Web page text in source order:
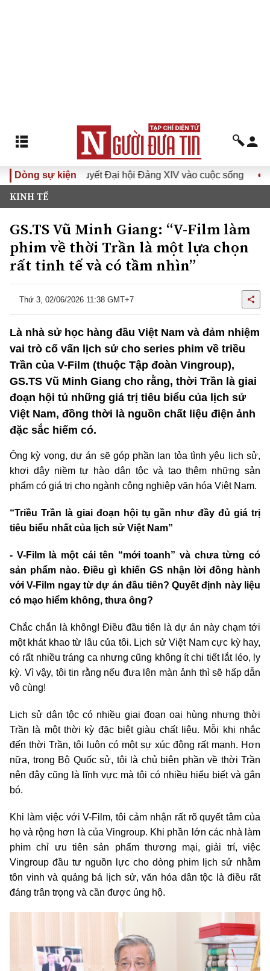
Dòng sự kiện
Nghị quyết Đại hội Đảng XIV vào cuộc sống Hướng
KINH TẾ
GS.TS Vũ Minh Giang: “V-Film làm
phim về thời Trần là một lựa chọn
rất tinh tế và có tầm nhìn”
Thứ 3, 02/06/2026 11:38 GMT+7
Là nhà sử học hàng đầu Việt Nam và đảm nhiệm
vai trò cố vấn lịch sử cho series phim về triều
Trần của V-Film (thuộc Tập đoàn Vingroup),
GS.TS Vũ Minh Giang cho rằng, thời Trần là giai
đoạn hội tủ những giá trị tiêu biểu của lịch sử
Việt Nam, đồng thời là nguồn chất liệu điện ảnh
đặc sắc hiếm có.
Ông kỳ vọng, dự án sẽ góp phần lan tỏa tình yêu lịch sử,
khơi dậy niềm tự hào dân tộc và tạo thêm những sản
phẩm có giá trị cho ngành công nghiệp văn hóa Việt Nam.
“Triều Trần là giai đoạn hội tụ gần như đầy đủ giá trị
tiêu biểu nhất của lịch sử Việt Nam”
- V-Film là một cái tên “mới toanh” và chưa từng có
sản phẩm nào. Điều gì khiến GS nhận lời đồng hành
với V-Film ngay từ dự án đầu tiên? Quyết định này liệu
có mạo hiểm không, thưa ông?
Chắc chắn là không! Điều đầu tiên là dự án này chạm tới
một khát khao từ lâu của tôi. Lịch sử Việt Nam cực kỳ hay,
có rất nhiều tráng ca nhưng cũng không ít chi tiết lắt léo, ly
kỳ. Vì vậy, tôi tin rằng nếu đưa lên màn ảnh thì sẽ hấp dẫn
vô cùng!
Lịch sử dân tộc có nhiều giai đoạn oai hùng nhưng thời
Trần là một thời kỳ đặc biệt giàu chất liệu. Mỗi khi nhắc
đến thời Trần, tôi luôn có một sự xúc động rất mạnh. Hơn
nữa, trong Bộ Quốc sử, tôi là chủ biên phần về thời Trần
nên đây cũng là lĩnh vực mà tôi có nhiều hiểu biết và gắn
bó.
Khi làm việc với V-Film, tôi cảm nhận rất rõ quyết tâm của
họ và rộng hơn là của Vingroup. Khi phần lớn các nhà làm
phim chỉ ưu tiên sản phẩm thương mại, giải trí, việc
Vingroup đầu tư nguồn lực cho dòng phim lịch sử nhằm
tôn vinh và quảng bá lịch sử, văn hóa dân tộc là điều rất
đáng trân trọng và cần được ủng hộ.